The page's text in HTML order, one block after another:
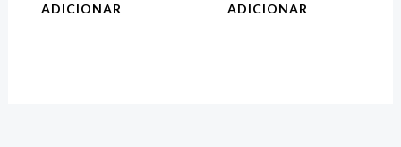
ADICIONAR ADICIONAR